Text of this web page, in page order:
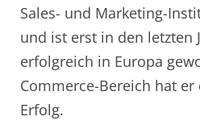
Sales- und Marketing-
und ist erst in den letzten
erfolgreich in Europa
Commerce-Bereich hat
Erfolg.